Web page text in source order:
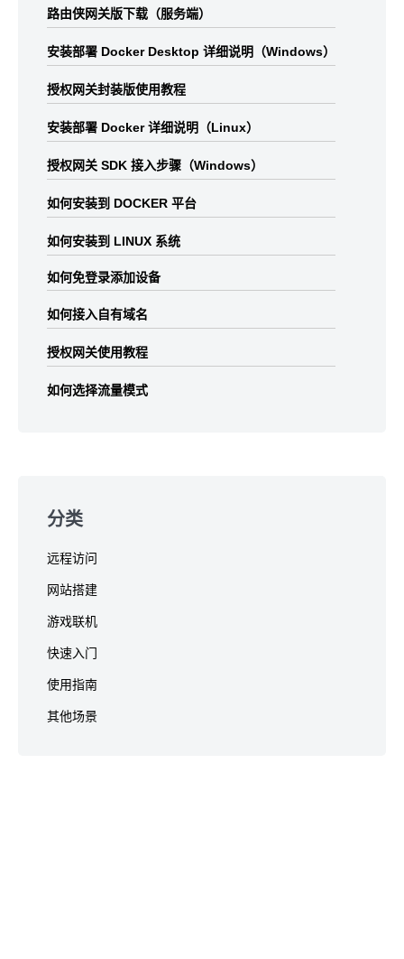
路由侠网关版下载（服务端）
安装部署 Docker Desktop 详细说明（Windows）
授权网关封装版使用教程
安装部署 Docker 详细说明（Linux）
授权网关 SDK 接入步骤（Windows）
如何安装到 DOCKER 平台
如何安装到 LINUX 系统
如何免登录添加设备
如何接入自有域名
授权网关使用教程
如何选择流量模式
分类
远程访问
网站搭建
游戏联机
快速入门
使用指南
其他场景